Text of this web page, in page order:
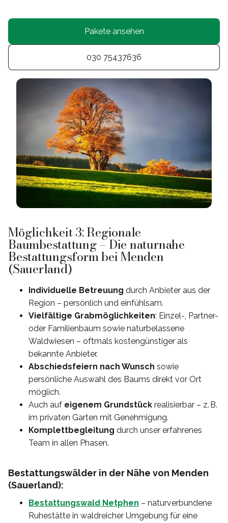
Pakete ansehen
030 75437636
Möglichkeit 3: Regionale
Baumbestattung – Die naturnahe
Bestattungsform bei Menden
(Sauerland)
Individuelle Betreuung durch Anbieter aus der
Region – persönlich und einfühlsam.
Vielfältige Grabmöglichkeiten: Einzel-, Partner-
oder Familienbaum sowie naturbelassene
Waldwiesen – oftmals kostengünstiger als
bekannte Anbieter.
Abschiedsfeiern nach Wunsch sowie
persönliche Auswahl des Baums direkt vor Ort
möglich.
Auch auf eigenem Grundstück realisierbar – z. B.
im privaten Garten mit Genehmigung.
Komplettbegleitung durch unser erfahrenes
Team in allen Phasen.
Bestattungswälder in der Nähe von Menden
(Sauerland):
Bestattungswald Netphen – naturverbundene
Ruhestätte in waldreicher Umgebung für eine